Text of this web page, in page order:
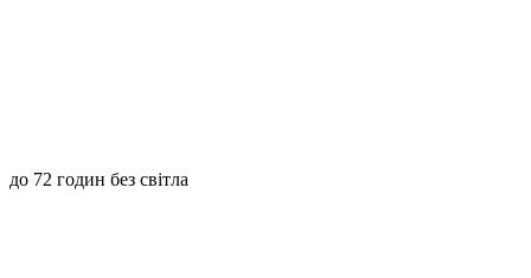
до 72 годин без світла